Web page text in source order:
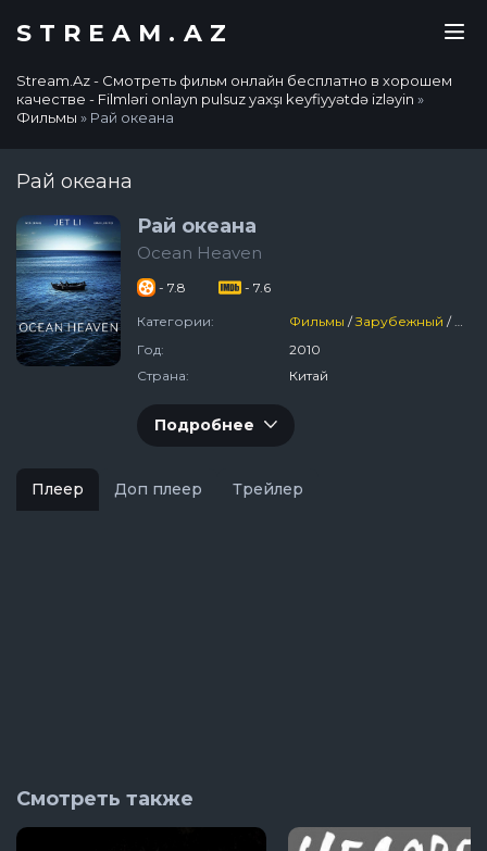
STREAM.AZ
Stream.Az - Смотреть фильм онлайн бесплатно в хорошем
качестве - Filmləri onlayn pulsuz yaxşı keyfiyyətdə izləyin »
Фильмы » Рай океана
Рай океана
Рай океана
Ocean Heaven
- 7.8 - 7.6
Категории: Фильмы /Зарубежный /
Год:
2010
Страна:
Китай
Подробнее
Плеер Доп плеер Трейлер
Смотреть также